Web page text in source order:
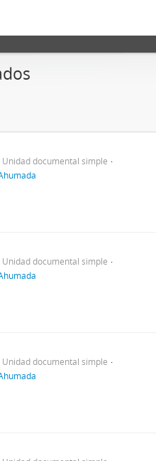
Unidad documental simple
Unidad documental simple
Unidad documental simple